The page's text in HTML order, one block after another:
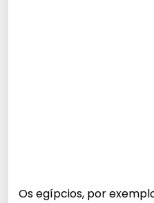
Os egípcios, por